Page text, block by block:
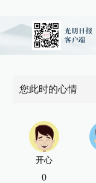
您此时的心情
开心
0